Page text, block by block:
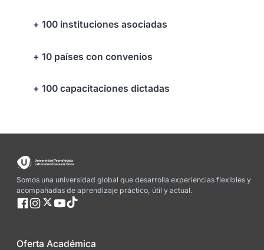
+ 100 instituciones asociadas
+ 10 países con convenios
+ 100 capacitaciones dictadas
Somos una universidad global que desarrolla experiencias flexibles y
acompañadas de aprendizaje práctico, útil y actual.
Oferta Académica